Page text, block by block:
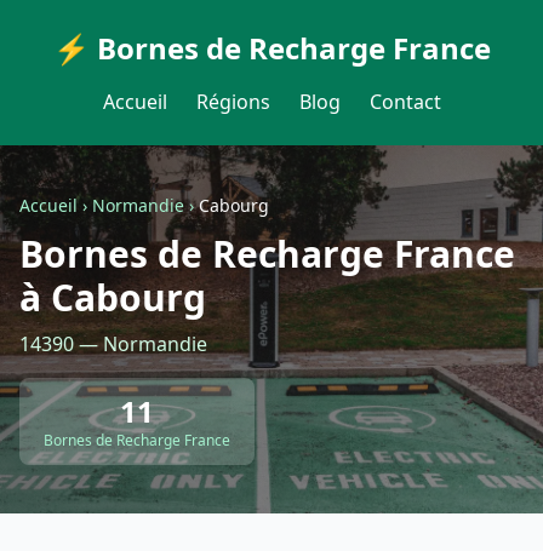
⚡ Bornes de Recharge France
Accueil Régions Blog Contact
Accueil›Normandie›Cabourg
Bornes de Recharge France
à Cabourg
14390 — Normandie
11
Bornes de Recharge France